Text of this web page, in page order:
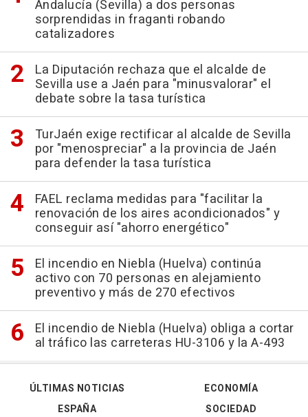
Andalucía (Sevilla) a dos personas
sorprendidas in fraganti robando
catalizadores
La Diputación rechaza que el alcalde de
Sevilla use a Jaén para "minusvalorar" el
debate sobre la tasa turística
TurJaén exige rectificar al alcalde de Sevilla
por "menospreciar" a la provincia de Jaén
para defender la tasa turística
FAEL reclama medidas para "facilitar la
renovación de los aires acondicionados" y
conseguir así "ahorro energético"
El incendio en Niebla (Huelva) continúa
activo con 70 personas en alejamiento
preventivo y más de 270 efectivos
El incendio de Niebla (Huelva) obliga a cortar
al tráfico las carreteras HU-3106 y la A-493
ÚLTIMAS NOTICIAS
ESPAÑA
ECONOMÍA
SOCIEDAD